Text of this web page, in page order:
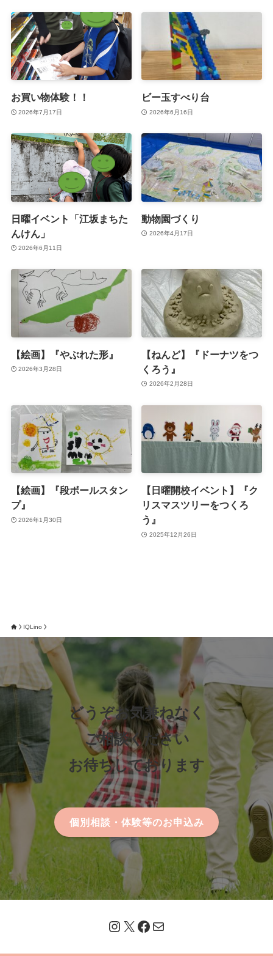
お買い物体験！！
2026年7月17日
ビー玉すべり台
2026年6月16日
日曜イベント「江坂まちた
んけん」
2026年6月11日
動物園づくり
2026年4月17日
【絵画】『やぶれた形』
2026年3月28日
【ねんど】『ドーナツをつ
くろう』
2026年2月28日
【絵画】『段ボールスタン
プ』
2026年1月30日
【日曜開校イベント】『ク
リスマスツリーをつくろ
う』
2025年12月26日
IQLino
どうぞお気兼ねなく
ご相談ください
お待ちしております
個別相談・体験等のお申込み
Instagram
X Facebook
メール